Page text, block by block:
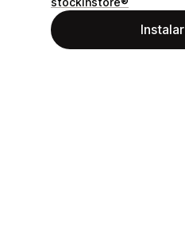
Instalar